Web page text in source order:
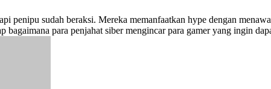
penipu sudah beraksi. Mereka memanfaatkan hype dengan
para penjahat siber mengincar para gamer yang ingin